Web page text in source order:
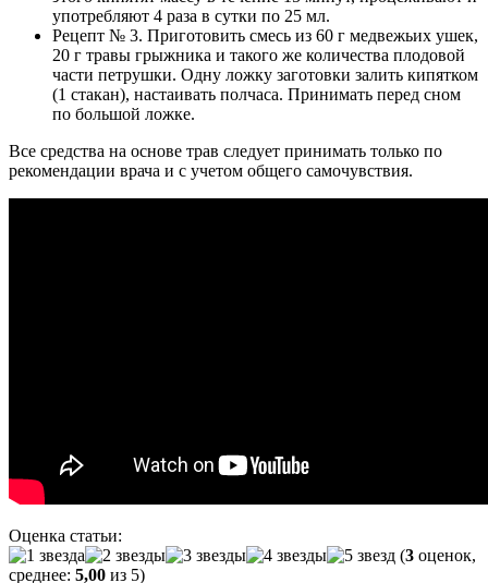
употребляют 4 раза в сутки по 25 мл.
Рецепт № 3. Приготовить смесь из 60 г медвежьих ушек,
20 г травы грыжника и такого же количества плодовой
части петрушки. Одну ложку заготовки залить кипятком
(1 стакан), настаивать полчаса. Принимать перед сном
по большой ложке.
Все средства на основе трав следует принимать только по
рекомендации врача и с учетом общего самочувствия.
Оценка статьи:
(3 оценок,
среднее: 5,00 из 5)